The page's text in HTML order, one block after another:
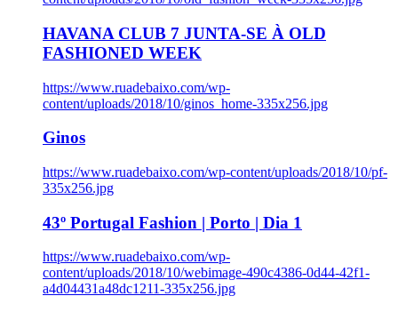
HAVANA CLUB 7 JUNTA-SE À OLD
FASHIONED WEEK
https://www.ruadebaixo.com/wp-
content/uploads/2018/10/ginos_home-335x256.jpg
Ginos
https://www.ruadebaixo.com/wp-content/uploads/2018/10/pf-
335x256.jpg
43º Portugal Fashion | Porto | Dia 1
https://www.ruadebaixo.com/wp-
content/uploads/2018/10/webimage-490c4386-0d44-42f1-
a4d04431a48dc1211-335x256.jpg